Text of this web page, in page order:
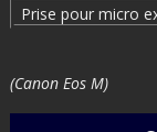
Prise pour micro
(Canon Eos M)